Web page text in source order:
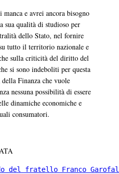
e avrei ancora bisogno
sua qualità di studioso per
dello Stato, nel fornire
tutto il territorio nazionale e
sulla criticità del diritto del
si sono indeboliti per questa
Finanza che vuole
nessuna possibilità di essere
dinamiche economiche e
consumatori.
del fratello Franco